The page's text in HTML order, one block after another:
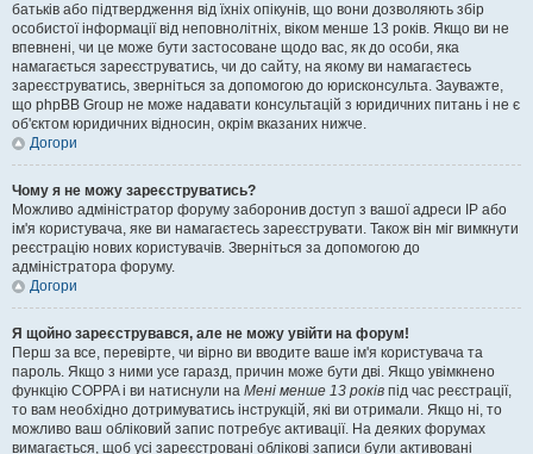
батьків або підтвердження від їхніх опікунів, що вони дозволяють збір
особистої інформації від неповнолітніх, віком менше 13 років. Якщо ви не
впевнені, чи це може бути застосоване щодо вас, як до особи, яка
намагається зареєструватись, чи до сайту, на якому ви намагаєтесь
зареєструватись, зверніться за допомогою до юрисконсульта. Зауважте,
що phpBB Group не може надавати консультацій з юридичних питань і не є
об'єктом юридичних відносин, окрім вказаних нижче.
Догори
Чому я не можу зареєструватись?
Можливо адміністратор форуму заборонив доступ з вашої адреси IP або
ім'я користувача, яке ви намагаєтесь зареєструвати. Також він міг вимкнути
реєстрацію нових користувачів. Зверніться за допомогою до
адміністратора форуму.
Догори
Я щойно зареєструвався, але не можу увійти на форум!
Перш за все, перевірте, чи вірно ви вводите ваше ім'я користувача та
пароль. Якщо з ними усе гаразд, причин може бути дві. Якщо увімкнено
функцію COPPA і ви натиснули на Мені менше 13 років під час реєстрації,
то вам необхідно дотримуватись інструкцій, які ви отримали. Якщо ні, то
можливо ваш обліковий запис потребує активації. На деяких форумах
вимагається, щоб усі зареєстровані облікові записи були активовані